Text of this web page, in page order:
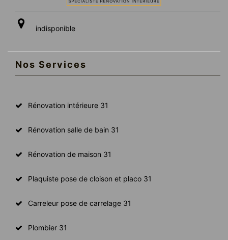
indisponible
Nos Services
Rénovation intérieure 31
Rénovation salle de bain 31
Rénovation de maison 31
Plaquiste pose de cloison et placo 31
Carreleur pose de carrelage 31
Plombier 31